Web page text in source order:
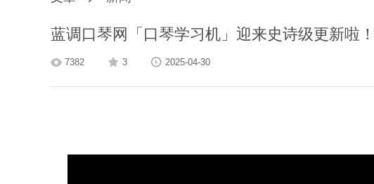
蓝调口琴网「口琴学习机」迎来史诗级更新啦
7382 3 2025-04-30